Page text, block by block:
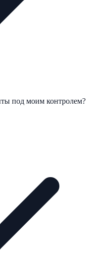
под моим контролем?